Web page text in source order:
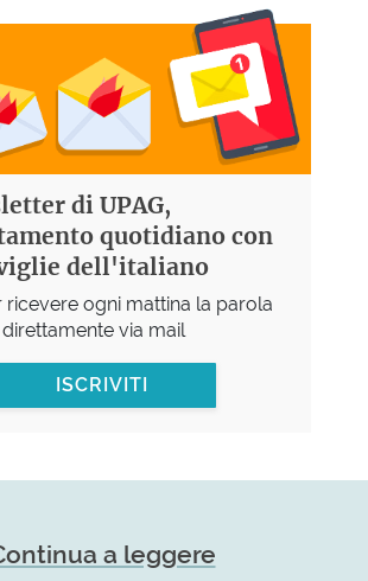
di UPAG,
quotidiano con
dell'italiano
ricevere ogni mattina la parola
via mail
ISCRIVITI
a leggere